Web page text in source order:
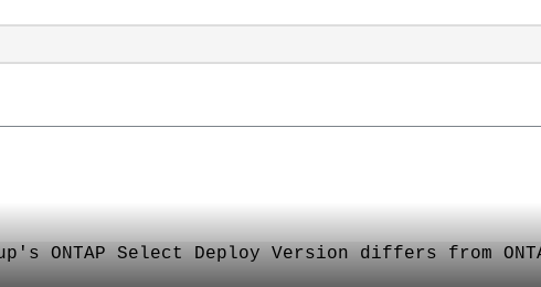
Select Deploy Version differs from